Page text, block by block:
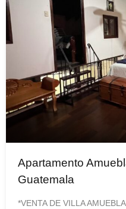
Apartamento
Guatemala
*VENTA DE VILLA